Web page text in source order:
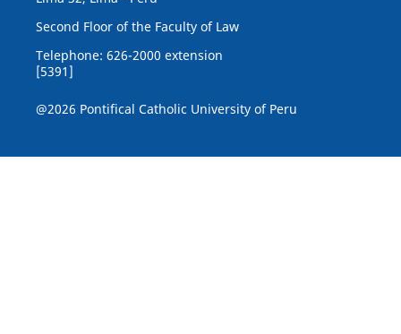
Second Floor of the Faculty of Law
Telephone: 626-2000 extension
[5391]
@2026 Pontifical Catholic University of Peru